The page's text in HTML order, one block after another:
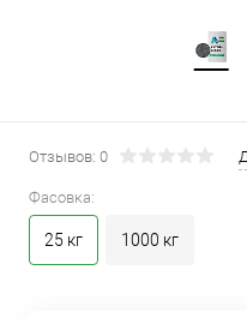
Отзывов: 0
Фасовка:
25 кг 1000 кг